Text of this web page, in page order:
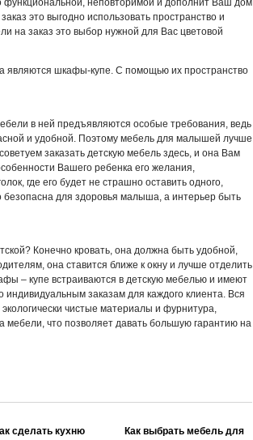
функциональной, неповторимой и дополнит Ваш дом
это выгодно использовать пространство и
на заказ это выбор нужной для Вас цветовой
являются шкафы-купе. С помощью их пространство
в ней предъявляются особые требования, ведь
и удобной. Поэтому мебель для малышей лучше
заказать детскую мебель здесь, и она Вам
Вашего ребенка его желания,
где его будет не страшно оставить одного,
для здоровья малыша, а интерьер быть
Конечно кровать, она должна быть удобной,
она ставится ближе к окну и лучше отделить
– купе встраиваются в детскую мебелью и имеют
заказам для каждого клиента. Вся
чистые материалы и фурнитура,
мебели, что позволяет давать большую гарантию на
сделать кухню
Как выбрать мебель для